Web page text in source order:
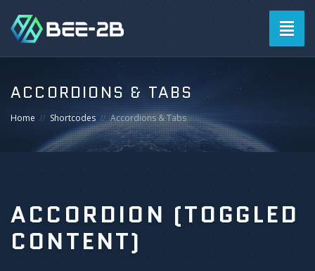
ACCORDIONS & TABS
Home Shortcodes Accordions & Tabs
ACCORDION (TOGGLED
CONTENT)